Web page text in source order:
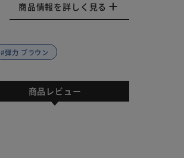
商品情報を詳しく見る
#弾力 ブラウン
商品レビュー